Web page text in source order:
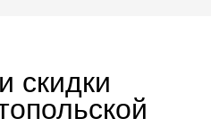
скидки